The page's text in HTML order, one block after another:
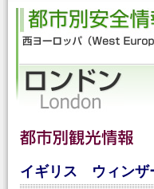
イギリス ウィンザ